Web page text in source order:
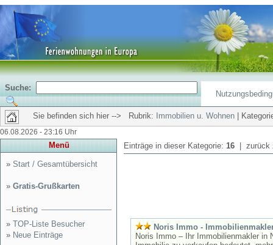
Suche:
Sie befinden sich hier --> Rubrik: Immobilien u. Wohnen |
06.08.2026 - 23:16 Uhr
Menü
» Start / Gesamtübersicht
» Gratis-Grußkarten
» TOP-Liste Besucher
» Neue Einträge
Einträge in dieser Kategorie: 16 |
Noris Immo -
Noris Immo – Ihr Immobilienmakler in